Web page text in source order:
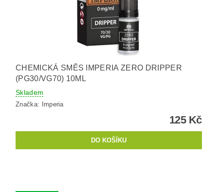
CHEMICKÁ SMĚS IMPERIA ZERO DRIPPER
(PG30/VG70) 10ML
Skladem
Značka: Imperia
125 Kč